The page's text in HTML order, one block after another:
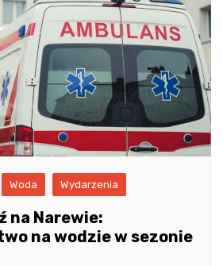
Woda Wydarzenia
na Narewie:
na wodzie w sezonie